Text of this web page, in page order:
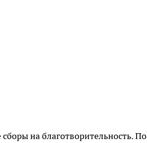
на благотворительность. По